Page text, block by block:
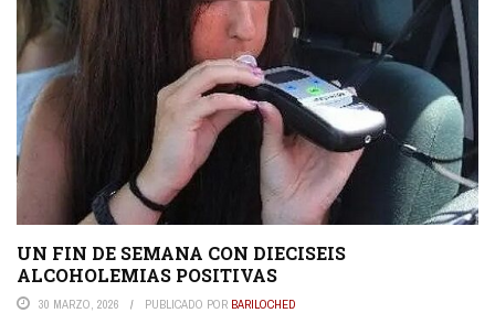
UN FIN DE SEMANA CON DIECISEIS
ALCOHOLEMIAS POSITIVAS
30 MARZO, 2026 PUBLICADO POR BARILOCHED